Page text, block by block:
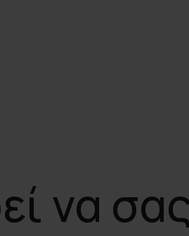
να